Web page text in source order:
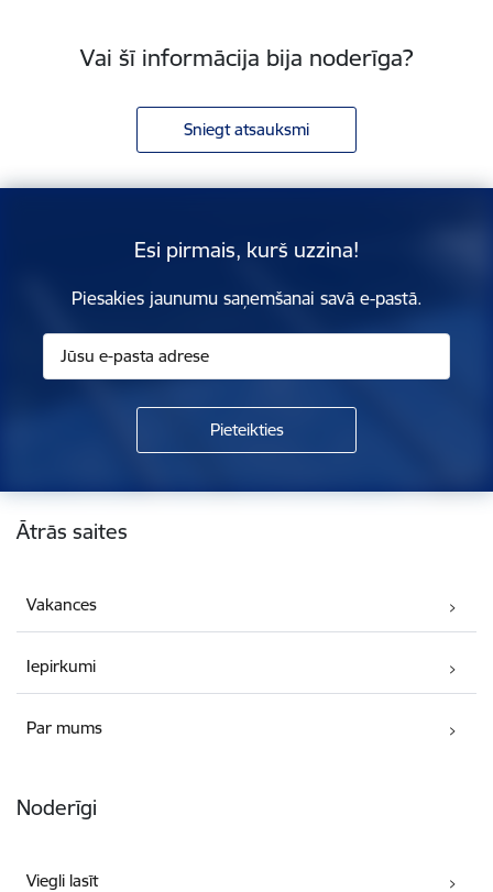
Vai šī informācija bija noderīga?
Sniegt atsauksmi
Esi pirmais, kurš uzzina!
Piesakies jaunumu saņemšanai savā e-pastā.
Kājene
Ātrās saites
Vakances
Iepirkumi
Par mums
Noderīgi
Viegli lasīt